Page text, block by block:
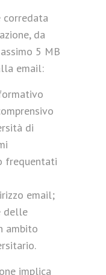
corredata
da
5 MB
email:
di
frequentati
email;
delle
ambito
implica